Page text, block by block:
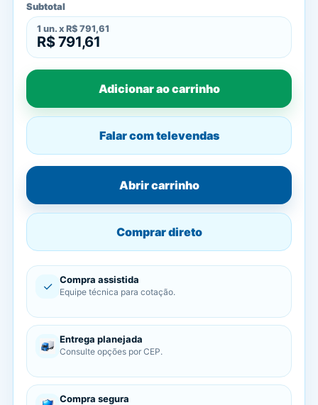
Subtotal
1 un. x R$ 791,61
R$ 791,61
Adicionar ao carrinho
Falar com televendas
Abrir carrinho
Comprar direto
✓ Compra assistida
Equipe técnica para cotação.
Entrega planejada
Consulte opções por CEP.
Compra segura